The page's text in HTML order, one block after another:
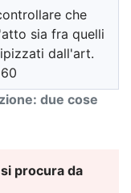
due cose
che
sia fra quelli
dall'art.
procura da